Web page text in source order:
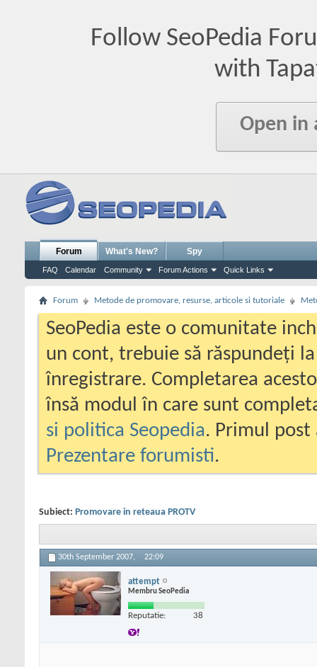
Follow SeoPedia
with
Open in
Forum
FAQ Calendar Community Forum Actions Quick Links
What's New? Spy
Forum Metode de promovare, resurse, articole si tutoriale
SeoPedia este o comunitate
un cont, trebuie să răspundeți
înregistrare. Completarea
însă modul în care sunt
si politica Seopedia. Primul
Prezentare forumisti.
Subiect: Promovare in reteaua PROTV
30th September 2007, 22:09
attempt
Membru SeoPedia
Reputatie: 38